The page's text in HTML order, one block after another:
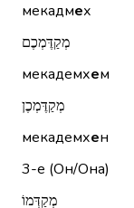
мекадмех
מְקַדֶּמְכֶם
мекадемхем
מְקַדֶּמְכֶן
мекадемхен
3-е (Он/Она)
מְקַדְּמוֹ